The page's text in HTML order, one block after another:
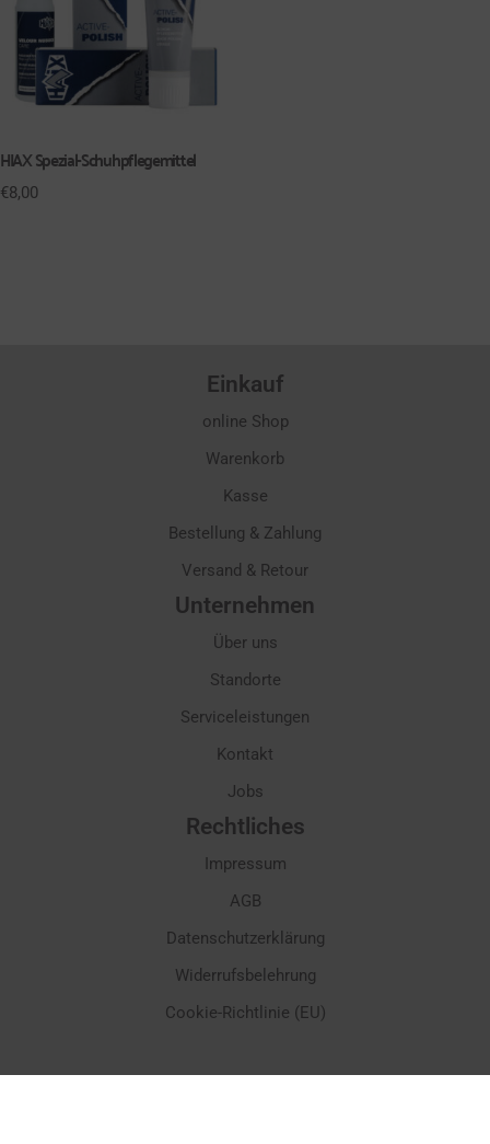
HIAX Spezial-Schuhpflegemittel
€8,00
Einkauf
online Shop
Warenkorb
Kasse
Bestellung & Zahlung
Versand & Retour
Unternehmen
Über uns
Standorte
Serviceleistungen
Kontakt
Jobs
Rechtliches
Impressum
AGB
Datenschutzerklärung
Widerrufsbelehrung
Cookie-Richtlinie (EU)